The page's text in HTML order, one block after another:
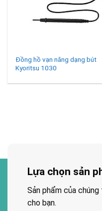
Đồng hồ vạn năng dạng bút
Kyoritsu 1030
Lựa chọn sản
Sản phẩm của
cho bạn.